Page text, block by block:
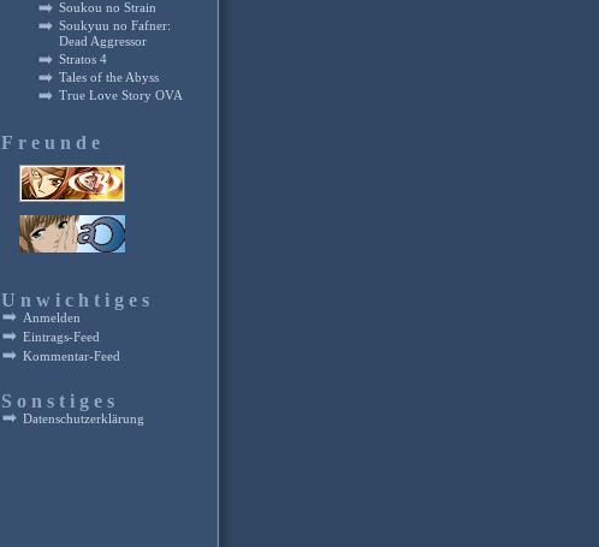
Soukou no Strain
Soukyuu no Fafner:
Dead Aggressor
Stratos 4
Tales of the Abyss
True Love Story OVA
Freunde
Unwichtiges
Anmelden
Eintrags-Feed
Kommentar-Feed
Sonstiges
Datenschutzerklärung